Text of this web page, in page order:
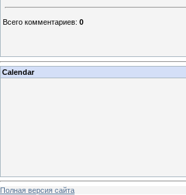
Всего комментариев: 0
Calendar
Полная версия сайта